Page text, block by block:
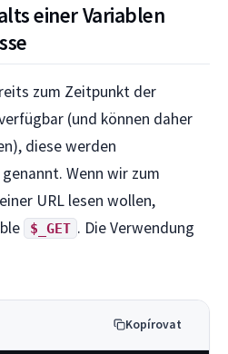
einer Variablen
zum Zeitpunkt der
(und können daher
diese werden
genannt. Wenn wir zum
URL lesen wollen,
$_GET . Die Verwendung
Kopírovat